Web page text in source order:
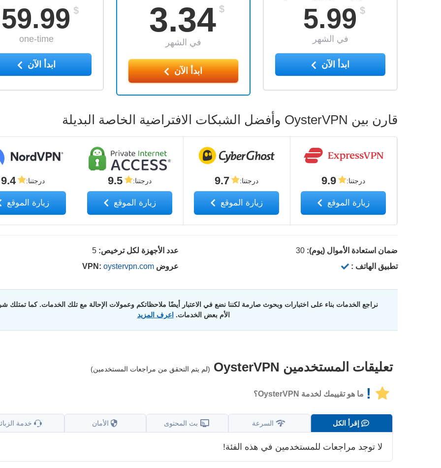
$
3.34
في الشهر
ابدأ الآن
$
5.99
في الشهر
ابدأ الآن
$
59.99
one-time
ابدأ الآن
قارن بين OysterVPN وأفضل الشبكات الافتراضية الخاصة البديلة
درجتنا:
9.9
زيارة الموقع
درجتنا:
9.7
زيارة الموقع
درجتنا:
9.5
زيارة الموقع
درجتنا:
9.4
زيارة الموقع
ضمان استعادة الأموال (يوم): 30
تطبيق الهاتف :
عدد الأجهزة لكل ترخيص:5
عروض VPN:oystervpn.com
نراجع الخدمات بناء على اختبارات وبحوث صارمة لكننا نضع في الاعتبار أيضًا ملاحظاتكم وعمولات الإحالة مع تلك الخدمات. كما تمتلك
الأم بعض الخدمات. اعرف المزيد
تعليقات المستخدمين OysterVPN (لم يتم التحقق من مراجعات المستخدمين)
! ما هو تقييمك لخدمة OysterVPN؟
إقرأ الكل السرعة بث المحتوى الأمان خدمة
لا توجد مراجعات للمستخدمين في هذه الفئة!